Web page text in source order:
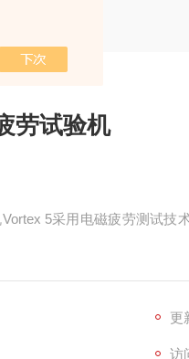
劳试验机
5采用电磁疲劳测试技
更
访